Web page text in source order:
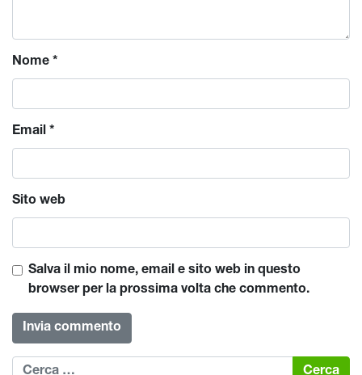
Nome *
Email *
Sito web
Salva il mio nome, email e sito web in questo
browser per la prossima volta che commento.
Ricerca per: